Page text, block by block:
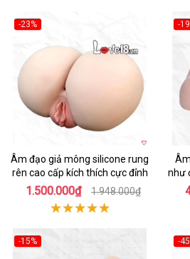
-23%
Âm đạo giả mông silicone rung
rên cao cấp kích thích cực đỉnh
1.500.000₫ 1.948.000₫
-
như
-15%
-